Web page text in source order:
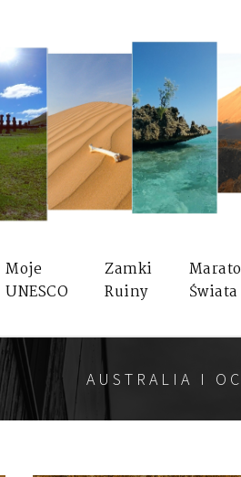
Moje
UNESCO
Zamki
Ruiny
Świata
AUSTRALIA I